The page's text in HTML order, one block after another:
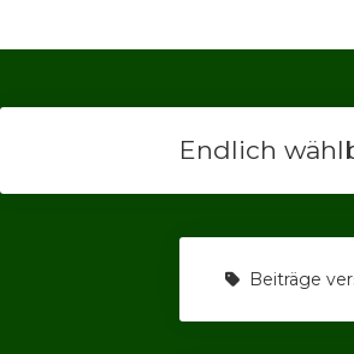
Endlich
Beiträge